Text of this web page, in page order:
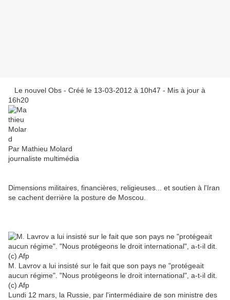
Le nouvel Obs - Créé le 13-03-2012 à 10h47 - Mis à jour à
16h20
Par Mathieu Molard
journaliste multimédia
Dimensions militaires, financières, religieuses... et soutien à l'Iran
se cachent derrière la posture de Moscou.
M. Lavrov a lui insisté sur le fait que son pays ne "protégeait
aucun régime". "Nous protégeons le droit international", a-t-il dit.
(c) Afp
Lundi 12 mars, la Russie, par l'intermédiaire de son ministre des